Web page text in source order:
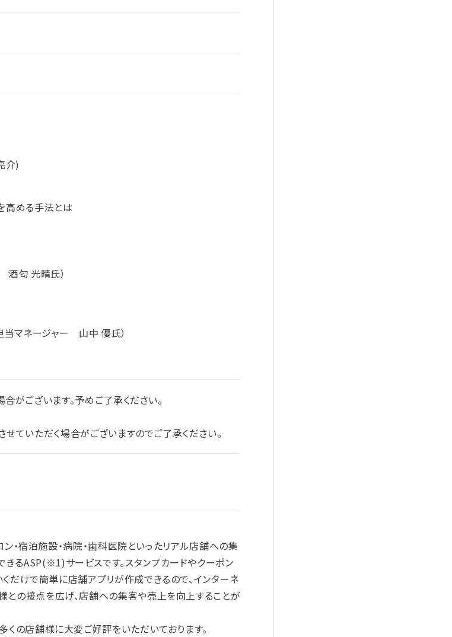
介)
高める手法とは
匂 光晴氏）
当マネージャー 山中 優氏）
がございます。予めご了承ください。
ていただく場合がございますのでご了承ください。
・宿泊施設・病院・歯科医院といったリアル店舗への集
きるASP(※1)サービスです。スタンプカードやクーポン
だけで簡単に店舗アプリが作成できるので、インターネ
の接点を広げ、店舗への集客や売上を向上することが
くの店舗様に大変ご好評をいただいております。